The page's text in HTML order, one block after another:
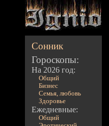
Сонник
Гороскопы:
На 2026 год:
Общий
Бизнес
Семья, любовь
Здоровье
Ежедневные:
Общий